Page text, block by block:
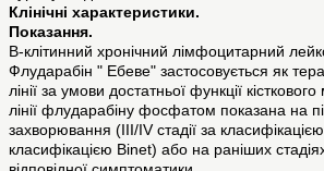
Клінічні характеристики.
Показання.
В-клітинний хронічний лімфоцитарний
Флударабін " Ебеве" застосовується як
лінії за умови достатньої функції
лінії флударабіну фосфатом показана на
захворювання (III/IV стадії за
класифікацією Binet) або на раніших